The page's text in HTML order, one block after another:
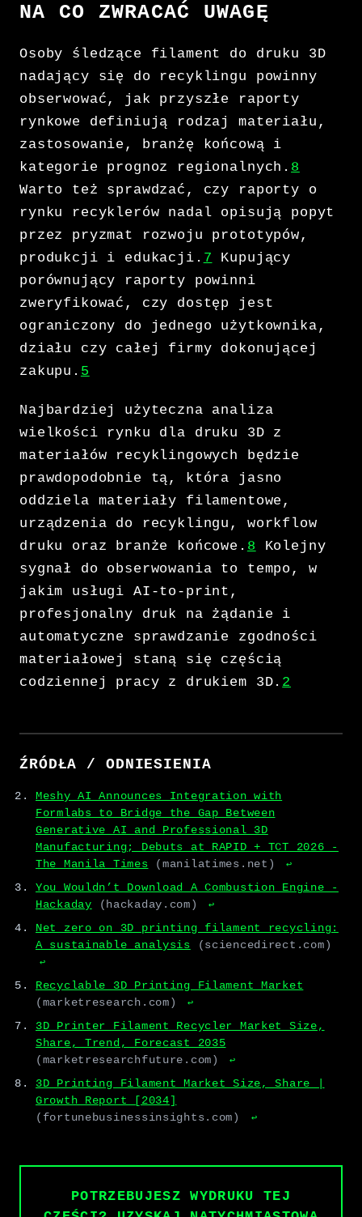
NA CO ZWRACAĆ UWAGĘ
Osoby śledzące filament do druku 3D
nadający się do recyklingu powinny
obserwować, jak przyszłe raporty
rynkowe definiują rodzaj materiału,
zastosowanie, branżę końcową i
kategorie prognoz regionalnych. 8
Warto też sprawdzać, czy raporty o
rynku recyklerów nadal opisują popyt
przez pryzmat rozwoju prototypów,
produkcji i edukacji. 7 Kupujący
porównujący raporty powinni
zweryfikować, czy dostęp jest
ograniczony do jednego użytkownika,
działu czy całej firmy dokonującej
zakupu. 5
Najbardziej użyteczna analiza
wielkości rynku dla druku 3D z
materiałów recyklingowych będzie
prawdopodobnie tą, która jasno
oddziela materiały filamentowe,
urządzenia do recyklingu, workflow
druku oraz branże końcowe. 8 Kolejny
sygnał do obserwowania to tempo, w
jakim usługi AI-to-print,
profesjonalny druk na żądanie i
automatyczne sprawdzanie zgodności
materiałowej staną się częścią
codziennej pracy z drukiem 3D. 2
ŹRÓDŁA / ODNIESIENIA
Meshy AI Announces Integration with
Formlabs to Bridge the Gap Between
Generative AI and Professional 3D
Manufacturing; Debuts at RAPID + TCT 2026 -
The Manila Times
(manilatimes.net) ↩
You Wouldn’t Download A Combustion Engine -
Hackaday
(hackaday.com) ↩
Net zero on 3D printing filament recycling:
A sustainable analysis
(sciencedirect.com)
↩
Recyclable 3D Printing Filament Market
(marketresearch.com)
↩
3D Printer Filament Recycler Market Size,
Share, Trend, Forecast 2035
(marketresearchfuture.com)
↩
3D Printing Filament Market Size, Share |
Growth Report [2034]
(fortunebusinessinsights.com)
↩
POTRZEBUJESZ WYDRUKU TEJ